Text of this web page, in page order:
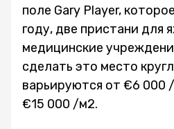
поле Gary Player,
году, две пристани для
медицинские
сделать это место
варьируются от €6 000
€15 000 /м2.